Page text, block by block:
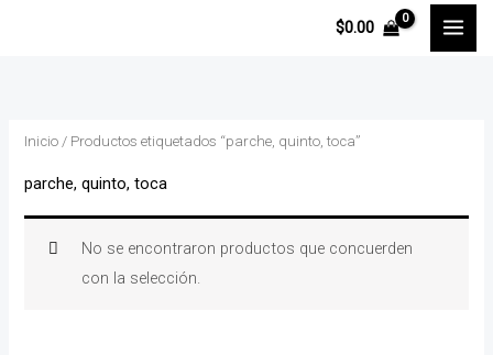
$0.00
Inicio / Productos etiquetados “parche, quinto, toca”
parche, quinto, toca
No se encontraron productos que concuerden
con la selección.